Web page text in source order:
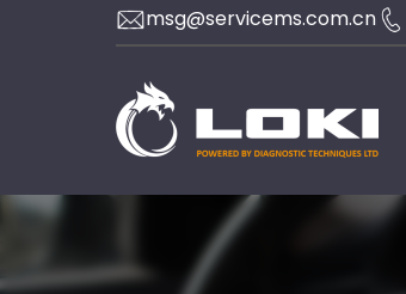
msg@servicems.com.cn